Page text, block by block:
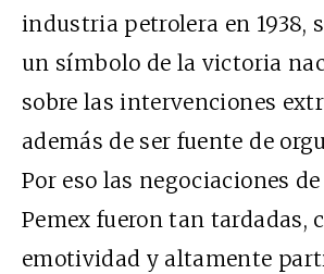
industria petrolera en 1938,
un símbolo de la victoria
sobre las intervenciones
además de ser fuente de
Por eso las negociaciones
Pemex fueron tan tardadas,
emotividad y altamente